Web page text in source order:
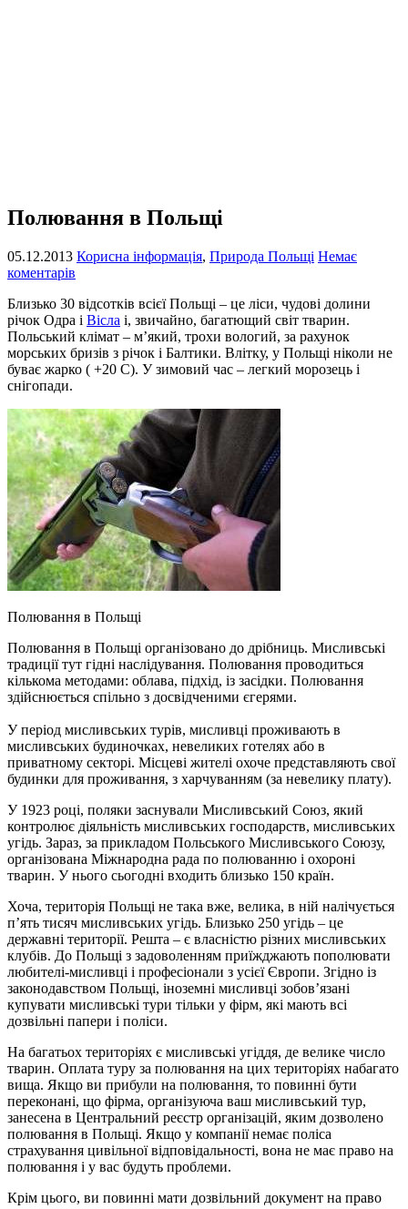
Полювання в Польщі
05.12.2013 Корисна інформація, Природа Польщі Немає
коментарів
Близько 30 відсотків всієї Польщі – це ліси, чудові долини
річок Одра і Вісла і, звичайно, багатющий світ тварин.
Польський клімат – м’який, трохи вологий, за рахунок
морських бризів з річок і Балтики. Влітку, у Польщі ніколи не
буває жарко ( +20 С). У зимовий час – легкий морозець і
снігопади.
Полювання в Польщі
Полювання в Польщі організовано до дрібниць. Мисливські
традиції тут гідні наслідування. Полювання проводиться
кількома методами: облава, підхід, із засідки. Полювання
здійснюється спільно з досвідченими єгерями.
У період мисливських турів, мисливці проживають в
мисливських будиночках, невеликих готелях або в
приватному секторі. Місцеві жителі охоче представляють свої
будинки для проживання, з харчуванням (за невелику плату).
У 1923 році, поляки заснували Мисливський Союз, який
контролює діяльність мисливських господарств, мисливських
угідь. Зараз, за прикладом Польського Мисливського Союзу,
організована Міжнародна рада по полюванню і охороні
тварин. У нього сьогодні входить близько 150 країн.
Хоча, територія Польщі не така вже, велика, в ній налічується
п’ять тисяч мисливських угідь. Близько 250 угідь – це
державні території. Решта – є власністю різних мисливських
клубів. До Польщі з задоволенням приїжджають пополювати
любителі-мисливці і професіонали з усієї Європи. Згідно із
законодавством Польщі, іноземні мисливці зобов’язані
купувати мисливські тури тільки у фірм, які мають всі
дозвільні папери і поліси.
На багатьох територіях є мисливські угіддя, де велике число
тварин. Оплата туру за полювання на цих територіях набагато
вища. Якщо ви прибули на полювання, то повинні бути
переконані, що фірма, організуюча ваш мисливський тур,
занесена в Центральний реєстр організацій, яким дозволено
полювання в Польщі. Якщо у компанії немає поліса
страхування цивільної відповідальності, вона не має право на
полювання і у вас будуть проблеми.
Крім цього, ви повинні мати дозвільний документ на право